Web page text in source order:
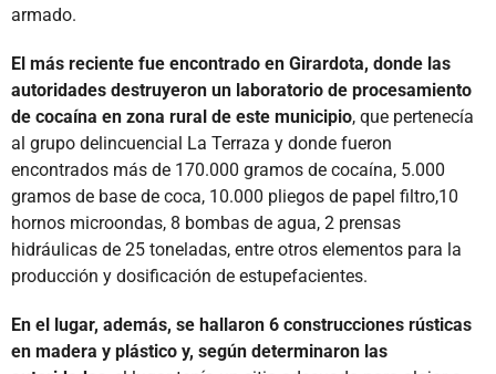
armado.
El más reciente fue encontrado en Girardota, donde las
autoridades destruyeron un laboratorio de procesamiento
de cocaína en zona rural de este municipio, que pertenecía
al grupo delincuencial La Terraza y donde fueron
encontrados más de 170.000 gramos de cocaína, 5.000
gramos de base de coca, 10.000 pliegos de papel filtro,10
hornos microondas, 8 bombas de agua, 2 prensas
hidráulicas de 25 toneladas, entre otros elementos para la
producción y dosificación de estupefacientes.
En el lugar, además, se hallaron 6 construcciones rústicas
en madera y plástico y, según determinaron las